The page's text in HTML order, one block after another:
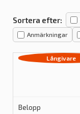
Sortera efter:
Anmärkningar